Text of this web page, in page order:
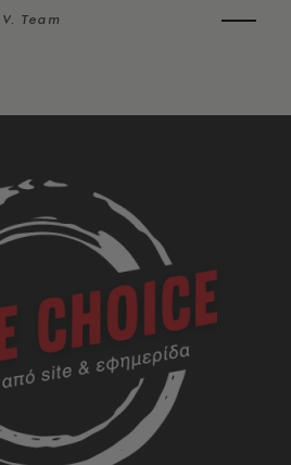
Team